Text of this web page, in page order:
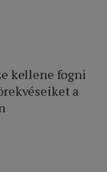
kellene fogni
a